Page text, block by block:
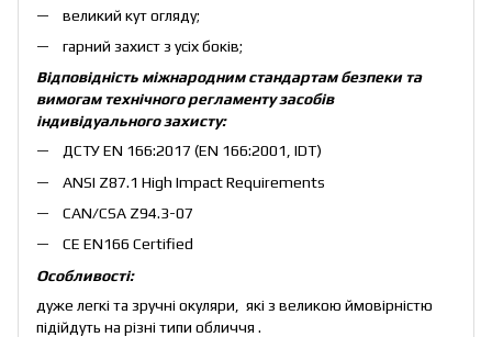
великий кут огляду;
гарний захист з усіх боків;
Відповідність міжнародним стандартам безпеки та
вимогам технічного регламенту засобів
індивідуального захисту:
ДСТУ EN 166:2017 (EN 166:2001, IDT)
ANSI Z87.1 High Impact Requirements
CAN/CSA Z94.3-07
CE EN166 Certified
Особливості:
дуже легкі та зручні окуляри, які з великою ймовірністю
підійдуть на різні типи обличчя .